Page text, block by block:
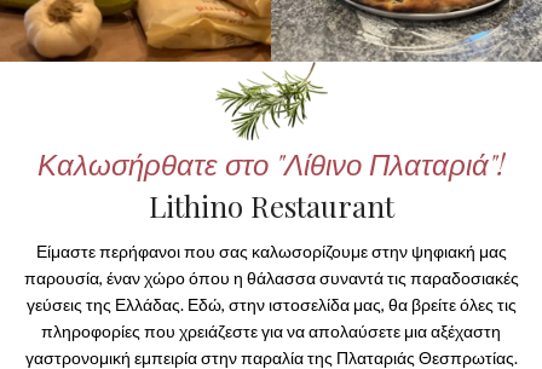
Καλωσήρθατε στο "Λίθινο Πλαταριά"!
Lithino Restaurant
Είμαστε περήφανοι που σας καλωσορίζουμε στην ψηφιακή μας
παρουσία, έναν χώρο όπου η θάλασσα συναντά τις παραδοσιακές
γεύσεις της Ελλάδας. Εδώ, στην ιστοσελίδα μας, θα βρείτε όλες τις
πληροφορίες που χρειάζεστε για να απολαύσετε μια αξέχαστη
γαστρονομική εμπειρία στην παραλία της Πλαταριάς Θεσπρωτίας.